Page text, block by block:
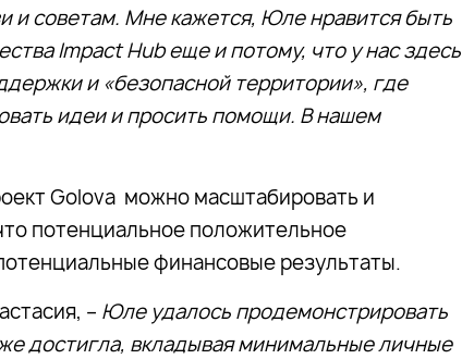
и советам. Мне кажется, Юле нравится быть
Impact Hub еще и потому, что у нас здесь
и «безопасной территории», где
идеи и просить помощи. В нашем
Golova можно масштабировать и
потенциальное положительное
финансовые результаты.
– Юле удалось продемонстрировать
достигла, вкладывая минимальные личные